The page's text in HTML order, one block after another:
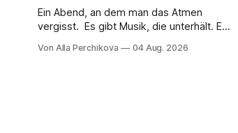
Ein Abend, an dem man das Atmen
vergisst. Es gibt Musik, die unterhält. Es
Musik, nach der man minutenlang kein
Von Alla Perchikova 04 Aug. 2026